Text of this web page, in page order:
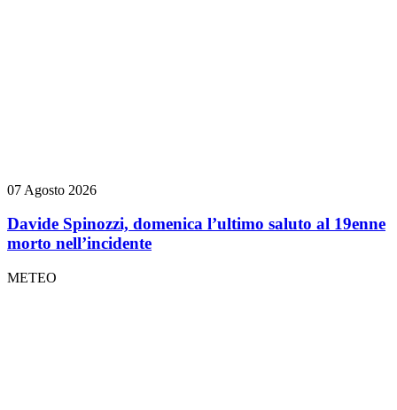
07 Agosto 2026
Davide Spinozzi, domenica l’ultimo saluto al 19enne
morto nell’incidente
METEO